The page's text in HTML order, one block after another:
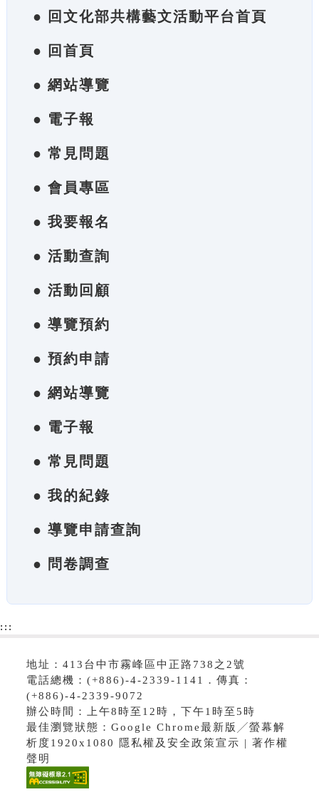
● 回文化部共構藝文活動平台首頁
● 回首頁
● 網站導覽
● 電子報
● 常見問題
● 會員專區
● 我要報名
● 活動查詢
● 活動回顧
● 導覽預約
● 預約申請
● 網站導覽
● 電子報
● 常見問題
● 我的紀錄
● 導覽申請查詢
● 問卷調查
:::
地址：413台中市霧峰區中正路738之2號
電話總機：(+886)-4-2339-1141．傳真：
(+886)-4-2339-9072
辦公時間：上午8時至12時，下午1時至5時
最佳瀏覽狀態：Google Chrome最新版╱螢幕解
析度1920x1080 隱私權及安全政策宣示 | 著作權
聲明